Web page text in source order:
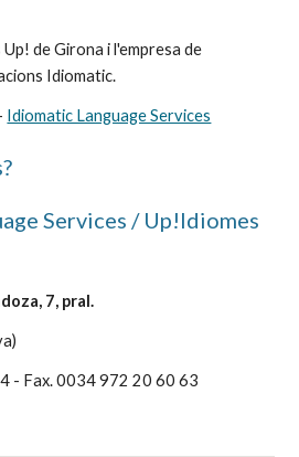
de Girona i l'empresa de
Idiomatic.
Idiomatic Language Services
Services / Up!Idiomes
7, pral.
- Fax. 0034 972 20 60 63